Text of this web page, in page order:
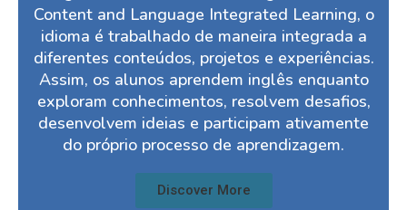
Content and Language Integrated Learning, o
idioma é trabalhado de maneira integrada a
diferentes conteúdos, projetos e experiências.
Assim, os alunos aprendem inglês enquanto
exploram conhecimentos, resolvem desafios,
desenvolvem ideias e participam ativamente
do próprio processo de aprendizagem.
Discover More